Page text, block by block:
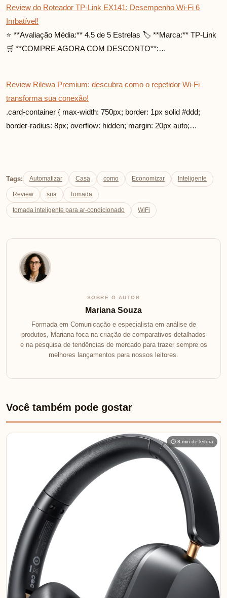
Review do Roteador TP-Link EX141: Desempenho Wi-Fi 6
Imbatível!
⭐ **Avaliação Média:** 4.5 de 5 Estrelas 🏷️ **Marca:** TP-Link
🛒 **COMPRE AGORA COM DESCONTO**:…
Review Rilewa Premium: descubra como o repetidor Wi-Fi
transforma sua conexão!
.card-container { max-width: 750px; border: 1px solid #ddd;
border-radius: 8px; overflow: hidden; margin: 20px auto;…
Tags: Automatizar Casa como Economizar Inteligente
Review sua Tomada
tomada inteligente para ar-condicionado WiFi
SOBRE O AUTOR
Mariana Souza
Formada em Comunicação e especialista em análise de
produtos, Mariana foca na criação de comparativos detalhados
e na pesquisa de tendências de mercado para trazer sempre os
melhores lançamentos para nossos leitores.
Você também pode gostar
⏱ 8 min de leitura